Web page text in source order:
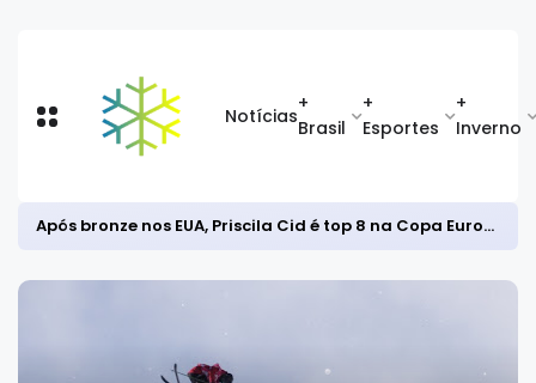
Notícias
+
Brasil
+
Esportes
+
Inverno
Após bronze nos EUA, Priscila Cid é top 8 na Copa Europeia de snowboard halfpipe